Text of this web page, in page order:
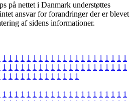
på nettet i Danmark understøttes
ansvar for forandringer der er blevet
af sidens informationer.
1 1 1 1 1 1 1 1 1 1 1 1 1 1 1 1 1 1 1 1 1
1 1 1 1 1 1 1 1 1 1 1 1 1 1 1 1 1 1 1 1 1
1 1 1 1 1 1 1 1 1 1 1 1 1
1 1 1 1 1 1 1 1 1 1 1 1 1 1 1 1 1 1 1 1 1